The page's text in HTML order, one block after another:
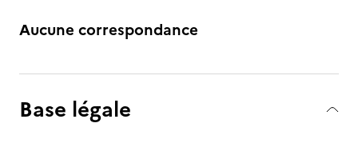
Aucune correspondance
Base légale